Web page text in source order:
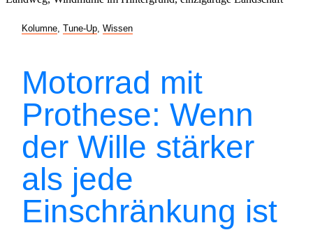
Kolumne Tune-Up Wissen
Motorrad mit
Prothese: Wenn
der Wille stärker
als jede
Einschränkung ist